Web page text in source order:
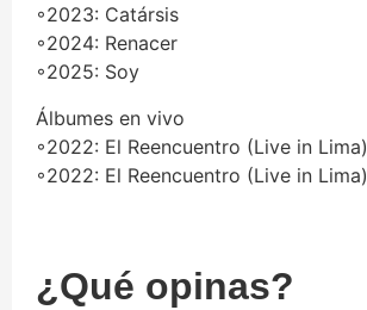
◦2023: Catársis
◦2024: Renacer
◦2025: Soy
Álbumes en vivo
◦2022: El Reencuentro (Live in
◦2022: El Reencuentro (Live in
¿Qué opinas?